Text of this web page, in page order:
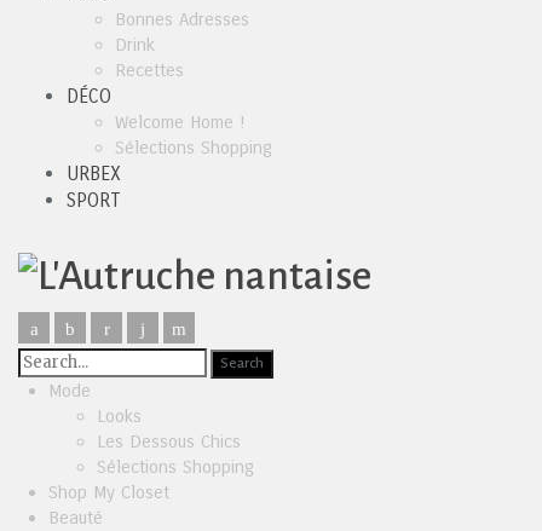
Bonnes Adresses
Drink
Recettes
DÉCO
Welcome Home !
Sélections Shopping
URBEX
SPORT
Mode
Looks
Les Dessous Chics
Sélections Shopping
Shop My Closet
Beauté